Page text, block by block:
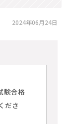
2024年06月24日
験合格
ださ